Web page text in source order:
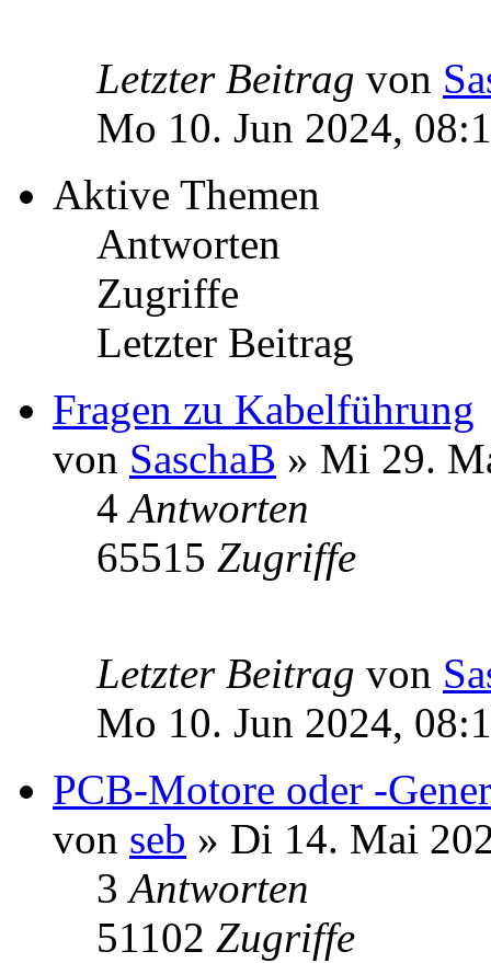
Letzter Beitrag von
Mo 10. Jun 2024,
Aktive Themen
Antworten
Zugriffe
Letzter Beitrag
Fragen zu Kabelführung
von SaschaB » Mi 29.
4Antworten
65515 Zugriffe
Letzter Beitrag von
Mo 10. Jun 2024,
PCB-Motore oder -
von seb » Di 14. Mai
3Antworten
51102 Zugriffe